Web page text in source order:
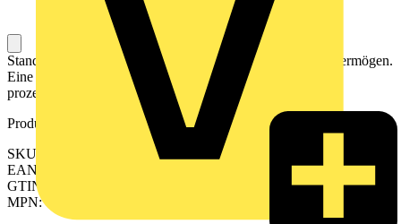
Standard-Bit mit hoher Qualität und sehr gutem Leistungsvermögen.
Eine gleichbleibend hohe Produktqualität wird durch
prozessorgesteuerte Härteverfahren gewährleistet.
Produktkennzeichen
SKU: 2506040000
EAN: 04050118520576
GTIN: 04050118520576
MPN: WB I VK 2